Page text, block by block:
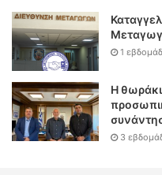
1
Η
3